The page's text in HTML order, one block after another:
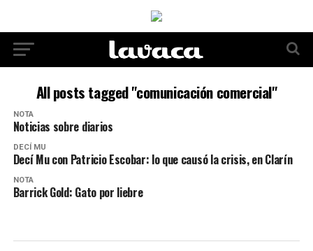
All posts tagged "comunicación comercial"
NOTA
Noticias sobre diarios
DECÍ MU
Decí Mu con Patricio Escobar: lo que causó la crisis, en Clarín
NOTA
Barrick Gold: Gato por liebre